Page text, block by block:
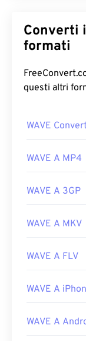
Converti i tuoi
formati
questi altri
WAVE
WAVE A MP4
WAVE A 3GP
WAVE A MKV
WAVE A FLV
WAVE A
WAVE A